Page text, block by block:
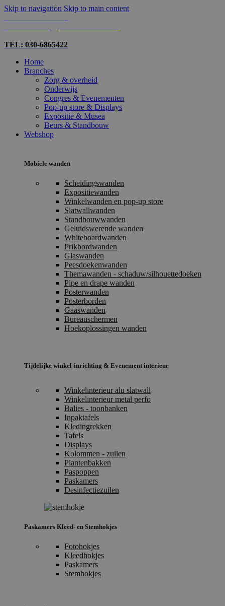
Skip to navigation Skip to main content
TEL: 030-6865422
Home
Branches
Zorg & overheid
Onderwijs
Congres & Evenementen
Pop-up store & Displays
Expositie & Musea
Beurs & Standbouw
Webshop
Mobiele wanden
Scheidingswanden
Expositiewanden
Winkelwanden en pop-up store
Slatwallwanden
Standbouwwanden
Geluidswerende wanden
Whiteboardwanden
Prikbordwanden
Glaswanden
Peesdoekenwanden
Themawanden - schaduw/silhouettedoeken
Pipe en drape wanden
Posterwanden
Posterborden
Gaaswanden
Bureauschermen
Hoekoplossingen wanden
Tijdelijke winkel-inrichting & Evenement interieur
Winkelinterieur alu slatwall
Winkelinterieur metal perfo
Balies - toonbanken
Inpaktafels
Kledingrekken
Tafels
Displays
Kolommen - zuilen
Plantenbakken
Paspoppen
Paskamers
Desinfectiezuilen
Paskamers Kleed- en Stemhokjes
Fotohokjes
Kleedhokjes
Paskamers
Stemhokjes